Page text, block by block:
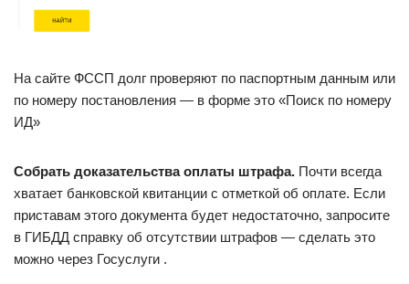
На сайте ФССП долг проверяют по паспортным данным или
по номеру постановления — в форме это «Поиск по номеру
ИД»
Собрать доказательства оплаты штрафа. Почти всегда
хватает банковской квитанции с отметкой об оплате. Если
приставам этого документа будет недостаточно, запросите
в ГИБДД справку об отсутствии штрафов — сделать это
можно через Госуслуги .